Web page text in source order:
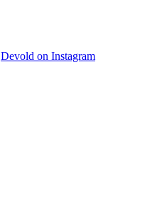
Devold on Instagram